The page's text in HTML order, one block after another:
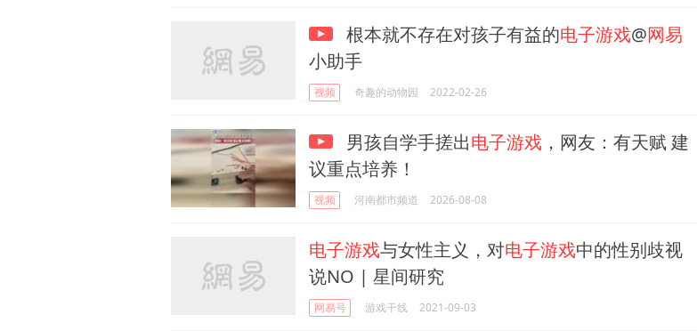
根本就不存在对孩子有益的电子游戏@网易
小助手
视频 奇趣的动物园 2022-02-26
男孩自学手搓出电子游戏 ，网友：有天赋 建
议重点培养！
视频 河南都市频道 2026-08-08
电子游戏与女性主义，对电子游戏中的性别歧视
说NO | 星间研究
网易号 游戏干线 2021-09-03